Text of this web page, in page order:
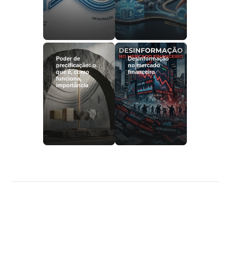
Poder de
precificação: o
que é, como
funciona,
importância
Desinformação
no mercado
financeiro